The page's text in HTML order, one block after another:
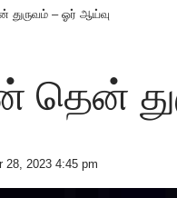
துருவம் – ஓர் ஆய்வு
தென்
28, 2023 4:45 pm